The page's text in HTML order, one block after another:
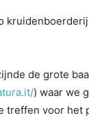
de grote
) waar we
treffen voor het